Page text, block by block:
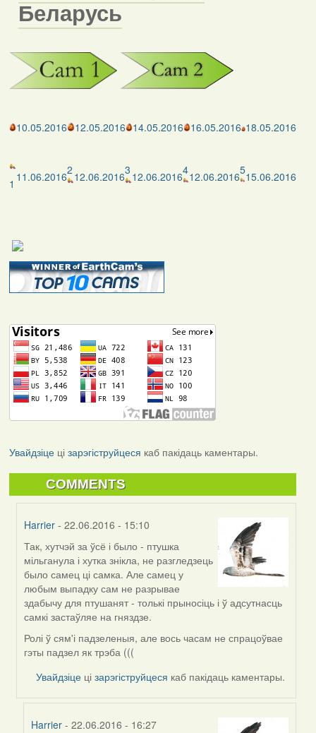
Беларусь
10.05.2016 12.05.2016 14.05.2016 16.05.2016 18.05.2016
1 11.06.20162 12.06.20163 12.06.2016412.06.2016515.06.2016
Увайдзіцеці зарэгіструйцеся каб пакідаць каментары.
COMMENTS
Harrier - 22.06.2016 - 15:10
In
reply
to
by
Дарья
(госць)
Так, хутчэй за ўсё і было - птушка
мільганула і хутка знікла, не разгледзець
было самец ці самка. Але самец у
любым выпадку сам не разрывае
здабычу для птушанят - толькі прыносіць і ў адсутнасць
самкі застаўляе на гняздзе.
Ролі ў сям'і падзеленыя, але вось часам не спрацоўвае
гэты падзел як трэба (((
Увайдзіце цізарэгіструйцеся каб пакідаць каментары.
Harrier - 22.06.2016 - 16:27